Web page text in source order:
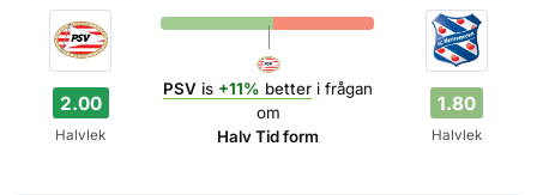
2.00
Halvlek
PSV is +11% better i frågan
om
Halv Tid form
1.80
Halvlek